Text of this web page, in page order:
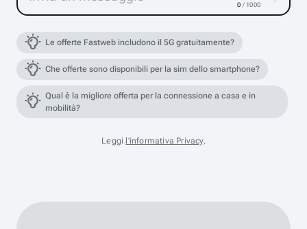
0 / 1000
Le offerte Fastweb includono il 5G gratuitamente?
Che offerte sono disponibili per la sim dello smartphone?
Qual è la migliore offerta per la connessione a casa e in
mobilità?
Leggi l'informativa Privacy.